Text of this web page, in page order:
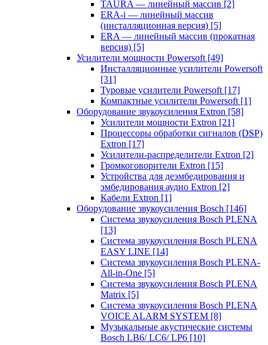
TAURA — линейный массив [2]
ERA-i — линейный массив
(инсталляционная версия) [5]
ERA — линейный массив (прокатная
версия) [5]
Усилители мощности Powersoft [49]
Инсталляционные усилители Powersoft
[31]
Туровые усилители Powersoft [17]
Компактные усилители Powersoft [1]
Оборудование звукоусиления Extron [58]
Усилители мощности Extron [21]
Процессоры обработки сигналов (DSP)
Extron [17]
Усилители-распределители Extron [2]
Громкоговорители Extron [15]
Устройства для деэмбедирования и
эмбедирования аудио Extron [2]
Кабели Extron [1]
Оборудование звукоусиления Bosch [146]
Система звукоусиления Bosch PLENA
[13]
Система звукоусиления Bosch PLENA
EASY LINE [14]
Система звукоусиления Bosch PLENA-
All-in-One [5]
Система звукоусиления Bosch PLENA
Matrix [5]
Система звукоусиления Bosch PLENA
VOICE ALARM SYSTEM [8]
Музыкальные акустические системы
Bosch LB6/ LC6/ LP6 [10]